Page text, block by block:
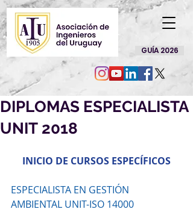
GUÍA 2026
DIPLOMAS ESPECIALISTA
UNIT 2018
INICIO DE CURSOS ESPECÍFICOS
ESPECIALISTA EN GESTIÓN
AMBIENTAL UNIT-ISO 14000